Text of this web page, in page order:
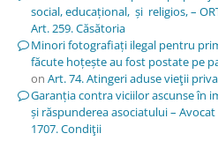
social, educațional, și religios, –
Art. 259. Căsătoria
Minori fotografiați ilegal pentru
făcute hoțește au fost postate pe
on Art. 74. Atingeri aduse vieţii
Garanția contra viciilor ascunse în
și răspunderea asociatului –
1707. Condiţii